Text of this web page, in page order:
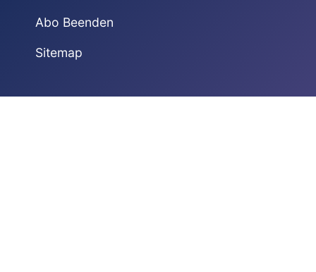
Abo Beenden
Sitemap